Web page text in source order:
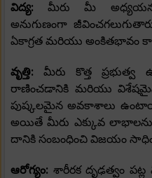
విద్య:మీరు మీ
అనుగుణంగా
ఏకాగ్రత మరియు అంకితభావం
వృత్తి:మీరు కొత్త
రాణించడానికి మరియు
పుష్కలమైన అవకాశాలు
అయితే మీరు ఎక్కువ
దానికి సంబంధించి విజయం
ఆరోగ్యం: శారీరక దృఢత్వం